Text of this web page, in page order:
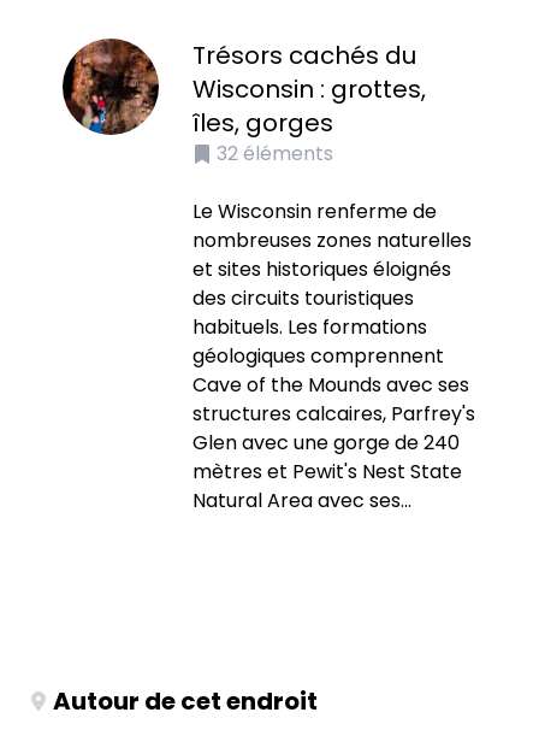
Trésors cachés du
Wisconsin : grottes,
îles, gorges
32éléments
Le Wisconsin renferme de
nombreuses zones naturelles
et sites historiques éloignés
des circuits touristiques
habituels. Les formations
géologiques comprennent
Cave of the Mounds avec ses
structures calcaires, Parfrey's
Glen avec une gorge de 240
mètres et Pewit's Nest State
Natural Area avec ses...
Autour de cet endroit